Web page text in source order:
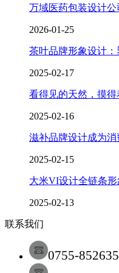
万域医药包装设计
2026-01-25
茶叶品牌形象设计
2025-02-17
看得见的天然，摸
2025-02-16
滋补品牌设计成为
2025-02-15
大米VI设计全链条
2025-02-13
联系我们
0755-